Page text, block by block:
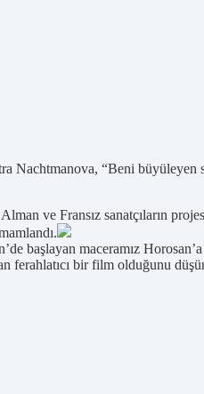
Nachtmanova, “Beni büyüleyen
ve Fransız sanatçıların
başlayan maceramız Horosan’a
ferahlatıcı bir film olduğunu